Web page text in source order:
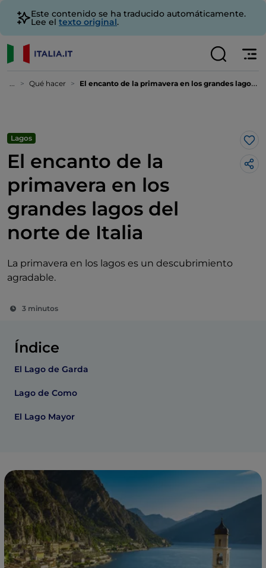
Este contenido se ha traducido automáticamente.
Lee el texto original.
... Qué hacer El encanto de la primavera en los grandes lagos del norte de Italia
Lagos
El encanto de la
primavera en los
grandes lagos del
norte de Italia
La primavera en los lagos es un descubrimiento
agradable.
3 minutos
Me
Índice
El Lago de Garda
Lago de Como
El Lago Mayor